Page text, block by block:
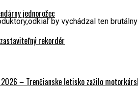
jednorožec
rekordér
2026 – Trenčianske letisko zažilo
by vychádzal ten